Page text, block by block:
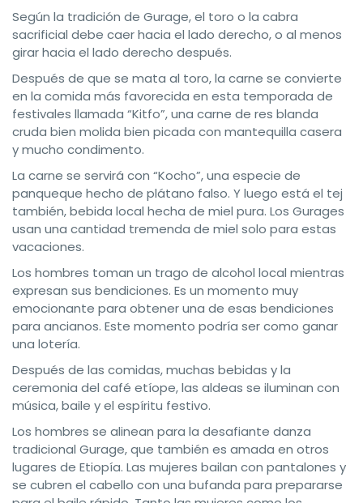
Según la tradición de Gurage, el toro o la cabra
sacrificial debe caer hacia el lado derecho, o al menos
girar hacia el lado derecho después.
Después de que se mata al toro, la carne se convierte
en la comida más favorecida en esta temporada de
festivales llamada “Kitfo”, una carne de res blanda
cruda bien molida bien picada con mantequilla casera
y mucho condimento.
La carne se servirá con “Kocho”, una especie de
panqueque hecho de plátano falso. Y luego está el tej
también, bebida local hecha de miel pura. Los Gurages
usan una cantidad tremenda de miel solo para estas
vacaciones.
Los hombres toman un trago de alcohol local mientras
expresan sus bendiciones. Es un momento muy
emocionante para obtener una de esas bendiciones
para ancianos. Este momento podría ser como ganar
una lotería.
Después de las comidas, muchas bebidas y la
ceremonia del café etíope, las aldeas se iluminan con
música, baile y el espíritu festivo.
Los hombres se alinean para la desafiante danza
tradicional Gurage, que también es amada en otros
lugares de Etiopía. Las mujeres bailan con pantalones y
se cubren el cabello con una bufanda para prepararse